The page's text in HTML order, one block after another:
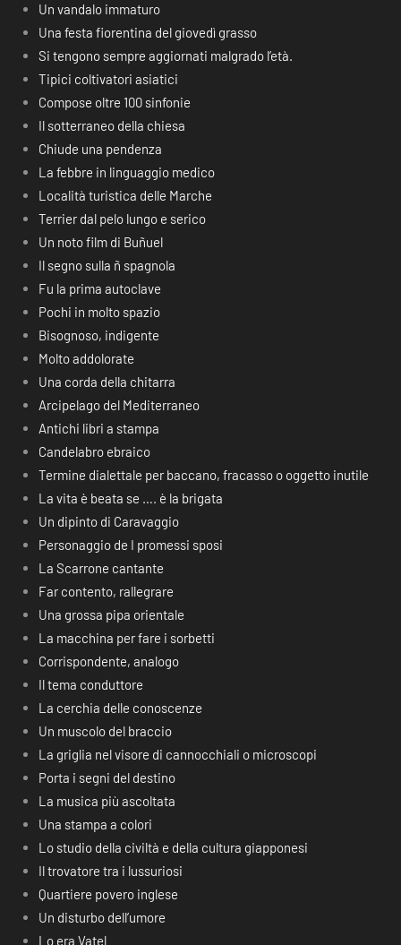
Un vandalo immaturo
Una festa fiorentina del giovedì grasso
Si tengono sempre aggiornati malgrado l’età.
Tipici coltivatori asiatici
Compose oltre 100 sinfonie
Il sotterraneo della chiesa
Chiude una pendenza
La febbre in linguaggio medico
Località turistica delle Marche
Terrier dal pelo lungo e serico
Un noto film di Buñuel
Il segno sulla ñ spagnola
Fu la prima autoclave
Pochi in molto spazio
Bisognoso, indigente
Molto addolorate
Una corda della chitarra
Arcipelago del Mediterraneo
Antichi libri a stampa
Candelabro ebraico
Termine dialettale per baccano, fracasso o oggetto inutile
La vita è beata se …. è la brigata
Un dipinto di Caravaggio
Personaggio de I promessi sposi
La Scarrone cantante
Far contento, rallegrare
Una grossa pipa orientale
La macchina per fare i sorbetti
Corrispondente, analogo
Il tema conduttore
La cerchia delle conoscenze
Un muscolo del braccio
La griglia nel visore di cannocchiali o microscopi
Porta i segni del destino
La musica più ascoltata
Una stampa a colori
Lo studio della civiltà e della cultura giapponesi
Il trovatore tra i lussuriosi
Quartiere povero inglese
Un disturbo dell’umore
Lo era Vatel